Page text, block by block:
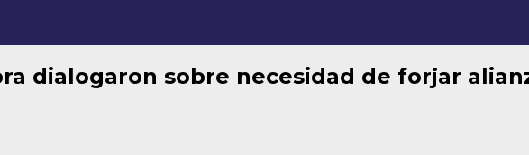
dialogaron sobre necesidad de forjar